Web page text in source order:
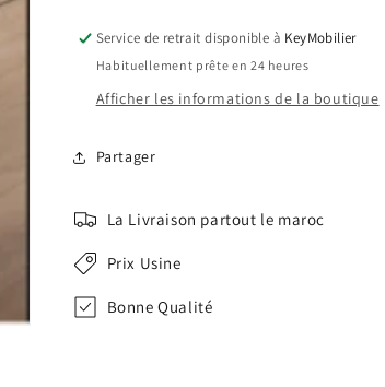
bois
Réf.A0344
bois
Réf.A0344
Service de retrait disponible à KeyMobilier
Habituellement prête en 24 heures
Afficher les informations de la boutique
Partager
La Livraison partout le maroc
Prix Usine
Bonne Qualité